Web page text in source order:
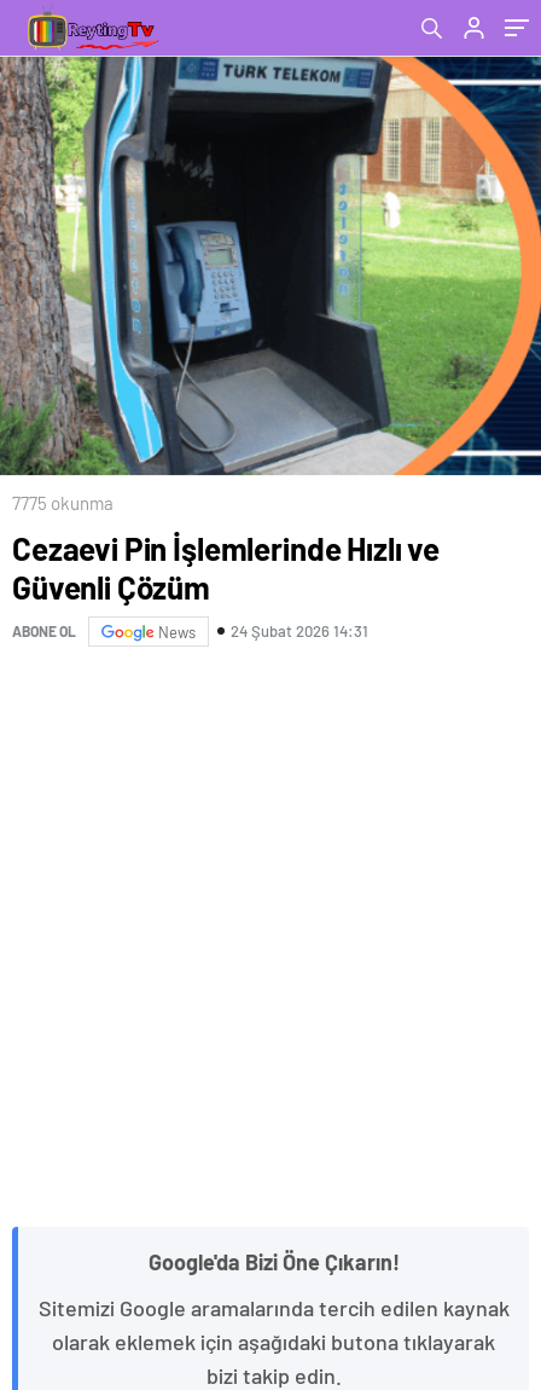
7775 okunma
Cezaevi Pin İşlemlerinde Hızlı ve
Güvenli Çözüm
ABONE OL News 24 Şubat 2026 14:31
Google'da Bizi Öne Çıkarın!
Sitemizi Google aramalarında tercih edilen kaynak
olarak eklemek için aşağıdaki butona tıklayarak
bizi takip edin.